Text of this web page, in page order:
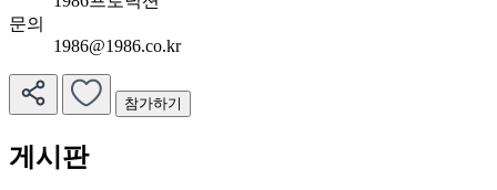
문의
1986@1986.co.kr
참가하기
게시판